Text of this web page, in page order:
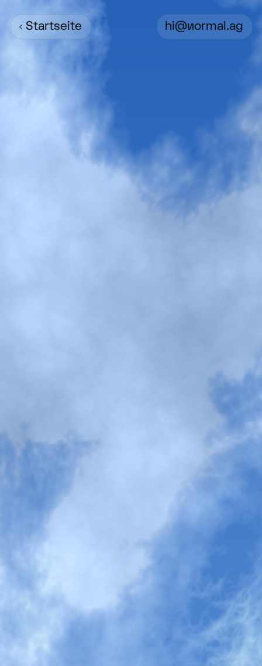
‹ Startseite hi@Normal.ag